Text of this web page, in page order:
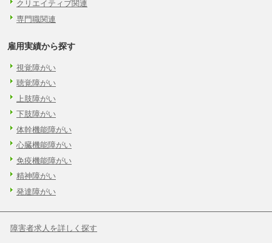
クリエイティブ関連
専門職関連
雇用実績から探す
視覚障がい
聴覚障がい
上肢障がい
下肢障がい
体幹機能障がい
心臓機能障がい
免疫機能障がい
精神障がい
発達障がい
障害者求人を詳しく探す